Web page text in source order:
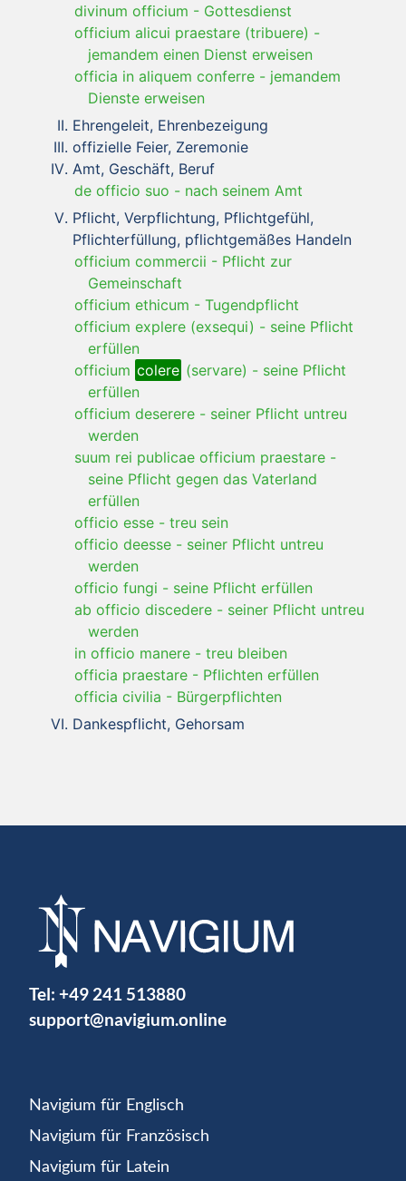
divinum officium - Gottesdienst
officium alicui praestare (tribuere) -
jemandem einen Dienst erweisen
officia in aliquem conferre - jemandem
Dienste erweisen
Ehrengeleit, Ehrenbezeigung
offizielle Feier, Zeremonie
Amt, Geschäft, Beruf
de officio suo - nach seinem Amt
Pflicht, Verpflichtung, Pflichtgefühl,
Pflichterfüllung, pflichtgemäßes Handeln
officium commercii - Pflicht zur
Gemeinschaft
officium ethicum - Tugendpflicht
officium explere (exsequi) - seine Pflicht
erfüllen
officium colere (servare) - seine Pflicht
erfüllen
officium deserere - seiner Pflicht untreu
werden
suum rei publicae officium praestare -
seine Pflicht gegen das Vaterland
erfüllen
officio esse - treu sein
officio deesse - seiner Pflicht untreu
werden
officio fungi - seine Pflicht erfüllen
ab officio discedere - seiner Pflicht untreu
werden
in officio manere - treu bleiben
officia praestare - Pflichten erfüllen
officia civilia - Bürgerpflichten
Dankespflicht, Gehorsam
Tel: +49 241 513880
support@navigium.online
Navigium für Englisch
Navigium für Französisch
Navigium für Latein